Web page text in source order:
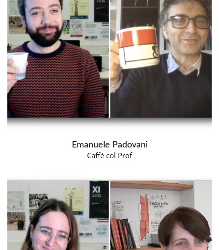
Emanuele Padovani
Caffè col Prof